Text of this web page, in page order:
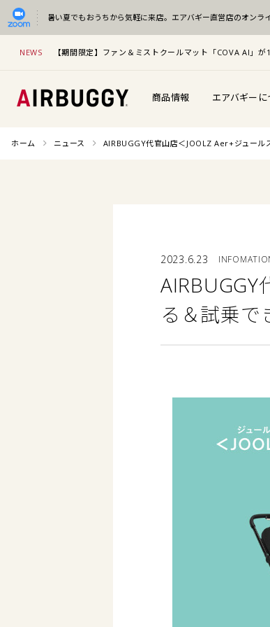
暑い夏でもおうちから気軽に来店。 エアバギー直営店のオンラ
NEWS 【期間限定】ファン＆ミストクールマット「COVA AI」
商品情報 エアバギーに
ホーム ニュース AIRBUGGY代官山店＜JOOLZ Aer+ジュール
2023.6.23
AIRBUGGY
る＆試乗で